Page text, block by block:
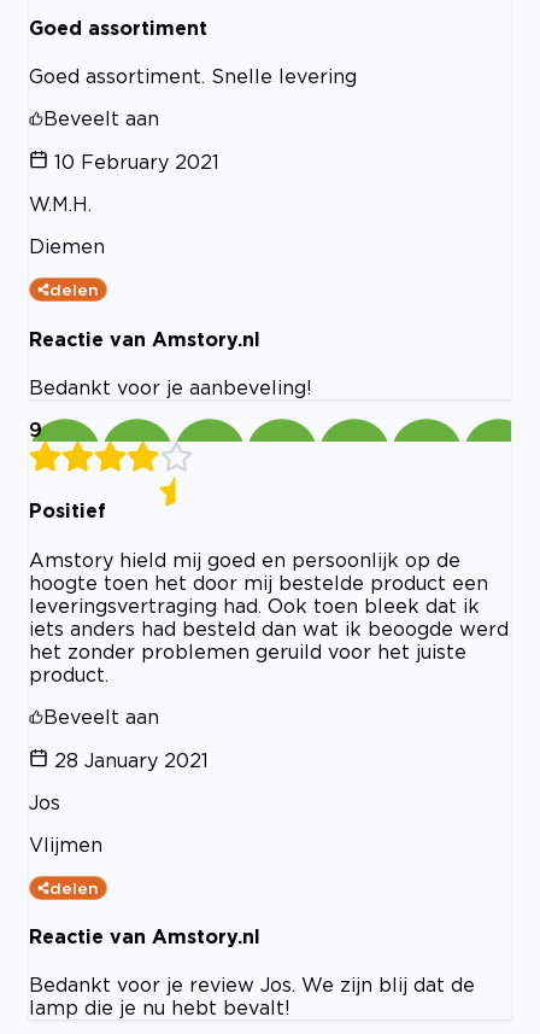
Goed assortiment
Goed assortiment. Snelle levering
Beveelt aan
10 February 2021
W.M.H.
Diemen
delen
Reactie van Amstory.nl
Bedankt voor je aanbeveling!
9
Positief
Amstory hield mij goed en persoonlijk op de
hoogte toen het door mij bestelde product een
leveringsvertraging had. Ook toen bleek dat ik
iets anders had besteld dan wat ik beoogde werd
het zonder problemen geruild voor het juiste
product.
Beveelt aan
28 January 2021
Jos
Vlijmen
delen
Reactie van Amstory.nl
Bedankt voor je review Jos. We zijn blij dat de
lamp die je nu hebt bevalt!